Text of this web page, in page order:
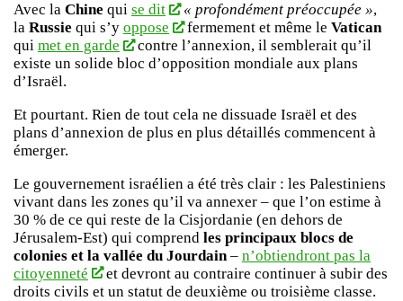
Avec la Chine qui se dit « profondément préoccupée »,
la Russie qui s’y oppose fermement et même le Vatican
qui met en garde
contre l’annexion, il semblerait qu’il
existe un solide bloc d’opposition mondiale aux plans
d’Israël.
Et pourtant. Rien de tout cela ne dissuade Israël et des
plans d’annexion de plus en plus détaillés commencent à
émerger.
Le gouvernement israélien a été très clair : les Palestiniens
vivant dans les zones qu’il va annexer – que l’on estime à
30 % de ce qui reste de la Cisjordanie (en dehors de
Jérusalem-Est) qui comprend les principaux blocs de
colonies et la vallée du Jourdain – n’obtiendront pas la
citoyenneté
et devront au contraire continuer à subir des
droits civils et un statut de deuxième ou troisième classe.